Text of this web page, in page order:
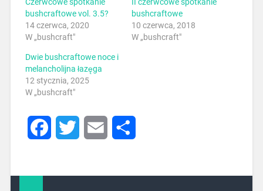
Czerwcowe spotkanie
bushcraftowe vol. 3.5?
14 czerwca, 2020
W „bushcraft"
II czerwcowe spotkanie
bushcraftowe
10 czerwca, 2018
W „bushcraft"
Dwie bushcraftowe noce i
melancholijna łazęga
12 stycznia, 2025
W „bushcraft"
FacebookTwitter Email